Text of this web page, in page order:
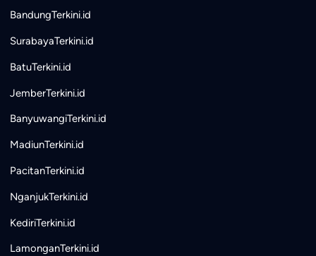
BandungTerkini.id
SurabayaTerkini.id
BatuTerkini.id
JemberTerkini.id
BanyuwangiTerkini.id
MadiunTerkini.id
PacitanTerkini.id
NganjukTerkini.id
KediriTerkini.id
LamonganTerkini.id